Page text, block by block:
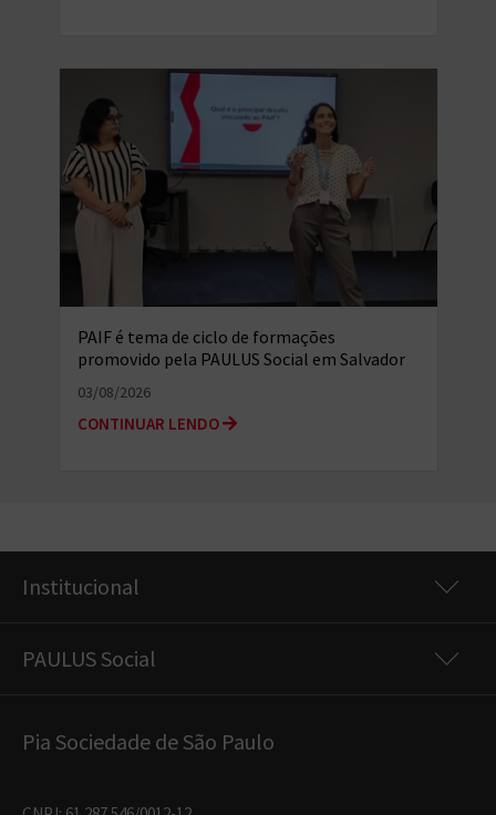
PAIF é tema de ciclo de formações
promovido pela PAULUS Social em Salvador
03/08/2026
CONTINUAR LENDO
Institucional
PAULUS Social
Pia Sociedade de São Paulo